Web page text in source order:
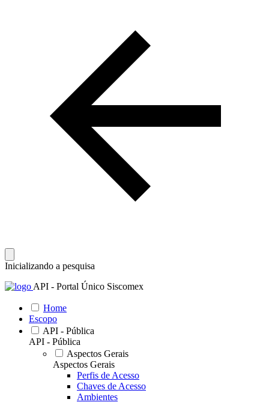
Inicializando a pesquisa
API - Portal Único Siscomex
Home
Escopo
API - Pública
API - Pública
Aspectos Gerais
Aspectos Gerais
Perfis de Acesso
Chaves de Acesso
Ambientes